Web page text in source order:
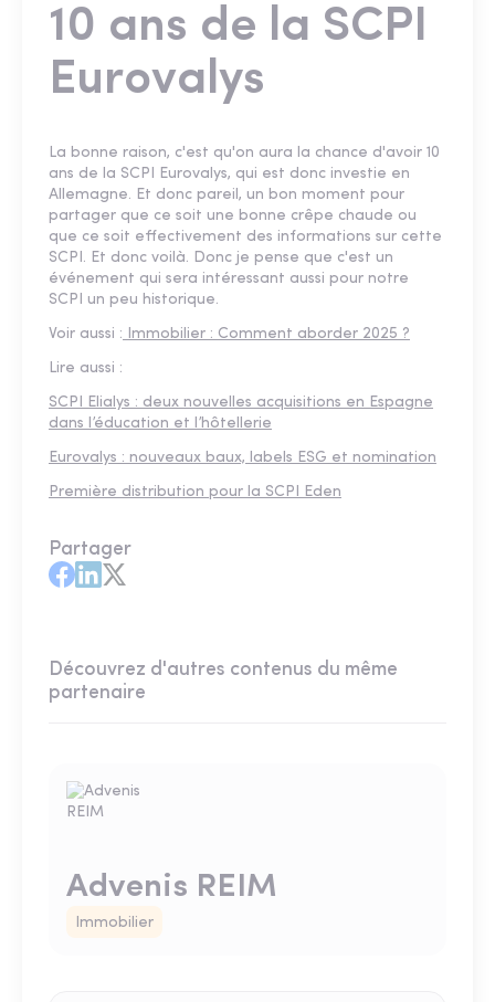
10 ans de la SCPI
Eurovalys
La bonne raison, c'est qu'on aura la chance d'avoir 10
ans de la SCPI Eurovalys, qui est donc investie en
Allemagne. Et donc pareil, un bon moment pour
partager que ce soit une bonne crêpe chaude ou
que ce soit effectivement des informations sur cette
SCPI. Et donc voilà. Donc je pense que c'est un
événement qui sera intéressant aussi pour notre
SCPI un peu historique.
Voir aussi : Immobilier : Comment aborder 2025 ?
Lire aussi :
SCPI Elialys : deux nouvelles acquisitions en Espagne
dans l’éducation et l’hôtellerie
Eurovalys : nouveaux baux, labels ESG et nomination
Première distribution pour la SCPI Eden
Partager
Découvrez d'autres contenus du même
partenaire
Advenis REIM
Immobilier